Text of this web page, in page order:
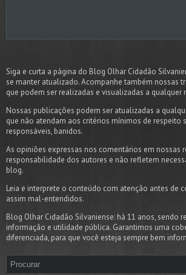
Siga e curta a página do Blog Olhar Cidadão
se manter atualizado. Acompanhe também nossas
que podem ser realizadas e visualizadas a qualquer
Nossas publicações podem ser atualizadas a
que não atendam aos critérios mínimos de respeito
responsáveis, banidos.
As opiniões expressas nos comentários em nossas
responsabilidade dos autores e não refletem
blog.
Leia e interprete o conteúdo com atenção antes de
assim mal-entendidos.
Blog Olhar Cidadão Silvaniense: há 11 anos, sendo
informação e utilidade pública. Garantimos uma
diferenciada, para que você esteja sempre bem